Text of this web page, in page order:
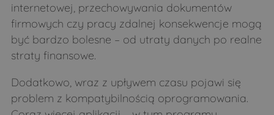
internetowej, przechowywania dokumentów
firmowych czy pracy zdalnej konsekwencje mogą
być bardzo bolesne – od utraty danych po realne
straty finansowe.
Dodatkowo, wraz z upływem czasu pojawi się
problem z kompatybilnością oprogramowania.